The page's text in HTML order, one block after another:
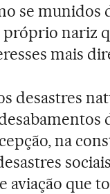
se munidos
próprio nariz
mais
desastres
na
aviação que